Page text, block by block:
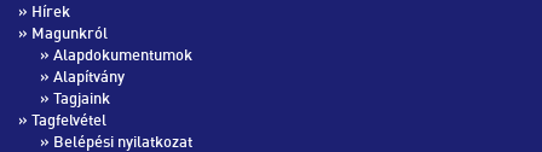
» Hírek
» Magunkról
» Alapdokumentumok
» Alapítvány
» Tagjaink
» Tagfelvétel
» Belépési nyilatkozat